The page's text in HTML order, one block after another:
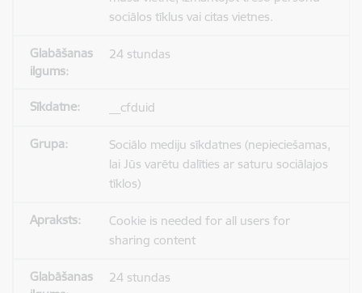
sociālos tīklus vai citas vietnes.
24 stundas
__cfduid
Sociālo mediju sīkdatnes (nepieciešamas,
lai Jūs varētu dalīties ar saturu sociālajos
tīklos)
Cookie is needed for all users for
sharing content
24 stundas